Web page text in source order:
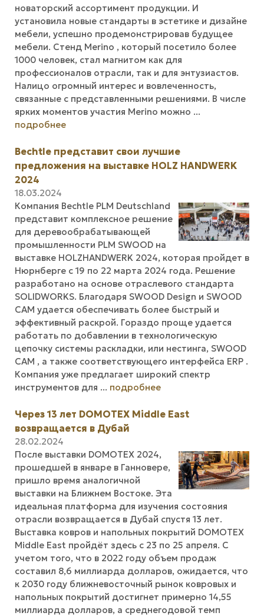
новаторский ассортимент продукции. И
установила новые стандарты в эстетике и дизайне
мебели, успешно продемонстрировав будущее
мебели. Стенд Merino , который посетило более
1000 человек, стал магнитом как для
профессионалов отрасли, так и для энтузиастов.
Налицо огромный интерес и вовлеченность,
связанные с представленными решениями. В числе
ярких моментов участия Merino можно ...
подробнее
Bechtle представит свои лучшие
предложения на выставке HOLZ HANDWERK
2024
18.03.2024
Компания Bechtle PLM Deutschland
представит комплексное решение
для деревообрабатывающей
промышленности PLM SWOOD на
выставке HOLZHANDWERK 2024, которая пройдет в
Нюрнберге с 19 по 22 марта 2024 года. Решение
разработано на основе отраслевого стандарта
SOLIDWORKS. Благодаря SWOOD Design и SWOOD
CAM удается обеспечивать более быстрый и
эффективный раскрой. Гораздо проще удается
работать по добавлении в технологическую
цепочку системы раскладки, или нестинга, SWOOD
CAM , а также соответствующего интерфейса ERP .
Компания уже предлагает широкий спектр
инструментов для ... подробнее
Через 13 лет DOMOTEX Middle East
возвращается в Дубай
28.02.2024
После выставки DOMOTEX 2024,
прошедшей в январе в Ганновере,
пришло время аналогичной
выставки на Ближнем Востоке. Эта
идеальная платформа для изучения состояния
отрасли возвращается в Дубай спустя 13 лет.
Выставка ковров и напольных покрытий DOMOTEX
Middle East пройдёт здесь с 23 по 25 апреля. С
учетом того, что в 2022 году объем продаж
составил 8,6 миллиарда долларов, ожидается, что
к 2030 году ближневосточный рынок ковровых и
напольных покрытий достигнет примерно 14,55
миллиарда долларов, а среднегодовой темп